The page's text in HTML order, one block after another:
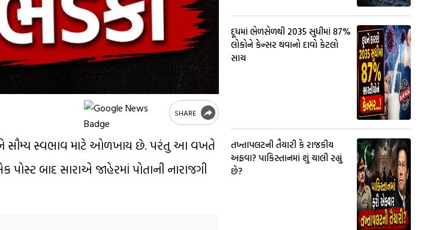
SHARE
અને સૌમ્ય સ્વભાવ માટે ઓળખાય છે. પરંતુ આ વખતે
પોસ્ટ બાદ સારાએ જાહેરમાં પોતાની નારાજગી
દૂધમાં ભેળસેળથી 2035 સુધીમાં 87%
લોકોને કેન્સર થવાનો દાવો કેટલો
સાચ
તખ્તાપલટની તૈયારી કે રાજકીય
અફવા? પાકિસ્તાનમાં શું ચાલી રહ્યું
છે?